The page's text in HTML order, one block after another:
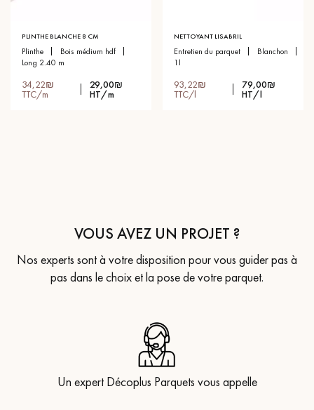
PLINTHE BLANCHE 8 CM
plinthe
bois médium hdf
long 2.40 m
34,22₪
TTC/m
29,00₪
HT/m
NETTOYANT LISABRIL
entretien du parquet
blanchon
1l
93,22₪
TTC/l
79,00₪
HT/l
VOUS AVEZ UN PROJET ?
Nos experts sont à votre disposition pour vous guider pas à
pas dans le choix et la pose de votre parquet.
Un expert Décoplus Parquets vous appelle